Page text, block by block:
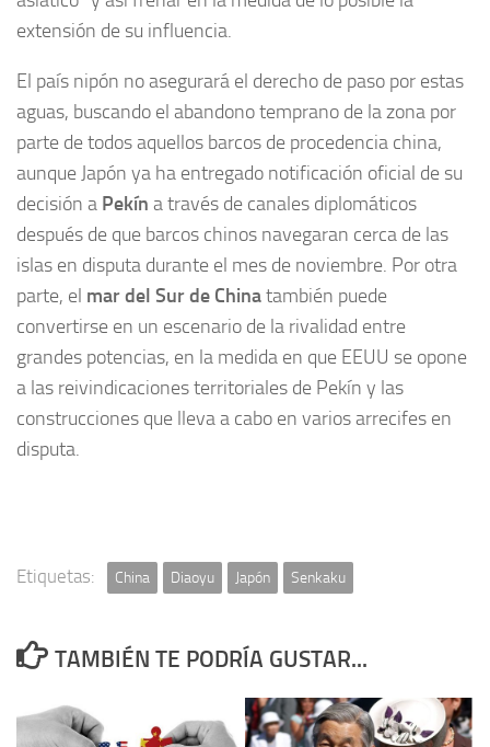
extensión de su influencia.
El país nipón no asegurará el derecho de paso por estas
aguas, buscando el abandono temprano de la zona por
parte de todos aquellos barcos de procedencia china,
aunque Japón ya ha entregado notificación oficial de su
decisión a Pekín a través de canales diplomáticos
después de que barcos chinos navegaran cerca de las
islas en disputa durante el mes de noviembre. Por otra
parte, el mar del Sur de Chinatambién puede
convertirse en un escenario de la rivalidad entre
grandes potencias, en la medida en que EEUU se opone
a las reivindicaciones territoriales de Pekín y las
construcciones que lleva a cabo en varios arrecifes en
disputa.
Etiquetas: China Diaoyu Japón Senkaku
TAMBIÉN TE PODRÍA GUSTAR...